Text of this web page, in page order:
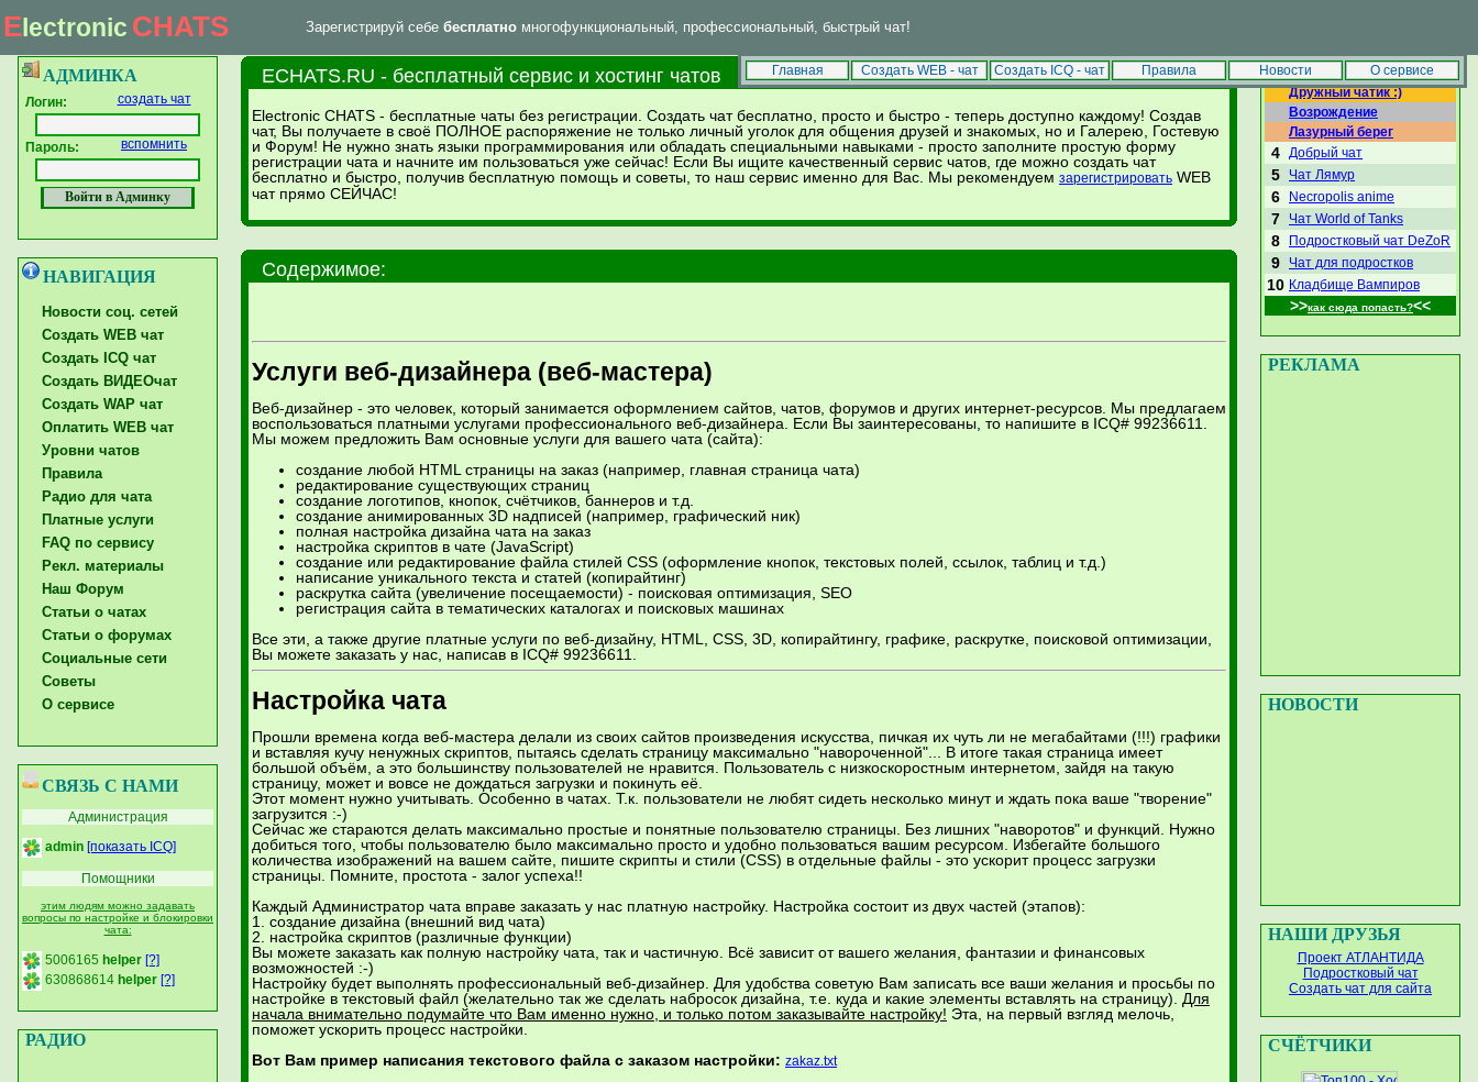
Electronic CHATS Зарегистрируй себе бесплатно многофункциональный, профессиональный, быстрый чат!
Главная Создать WEB - чат Создать ICQ - чат Правила Новости О сервисе
Главная страница|Форум тех. поддержки Впервые у нас? Тогда читайFAQиПравила!
АДМИНКА
Логин: создать чат
Пароль: вспомнить
НАВИГАЦИЯ
Новости соц. сетей
Создать WEB чат
Создать ICQ чат
Создать ВИДЕОчат
Создать WAP чат
Оплатить WEB чат
Уровни чатов
Правила
Радио для чата
Платные услуги
FAQ по сервису
Рекл. материалы
Наш Форум
Статьи о чатах
Статьи о форумах
Социальные сети
Советы
О сервисе
СВЯЗЬ С НАМИ
Администрация
admin [показать ICQ]
Помощники
этим людям можно задавать
вопросы по настройке и блокировки
чата:
5006165 helper [?]
630868614 helper [?]
РАДИО
ECHATS.RU - бесплатный сервис и хостинг чатов
Electronic CHATS - бесплатные чаты без регистрации. Создать чат бесплатно, просто и быстро - теперь доступно каждому! Создав
чат, Вы получаете в своё ПОЛНОЕ распоряжение не только личный уголок для общения друзей и знакомых, но и Галерею, Гостевую
и Форум! Не нужно знать языки программирования или обладать специальными навыками - просто заполните простую форму
регистрации чата и начните им пользоваться уже сейчас! Если Вы ищите качественный сервис чатов, где можно создать чат
бесплатно и быстро, получив бесплатную помощь и советы, то наш сервис именно для Вас. Мы рекомендуем зарегистрировать WEB
чат прямо СЕЙЧАС!
Содержимое:
Услуги веб-дизайнера (веб-мастера)
Веб-дизайнер - это человек, который занимается оформлением сайтов, чатов, форумов и других интернет-ресурсов. Мы предлагаем
воспользоваться платными услугами профессионального веб-дизайнера. Если Вы заинтересованы, то напишите в ICQ# 99236611.
Мы можем предложить Вам основные услуги для вашего чата (сайта):
создание любой HTML страницы на заказ (например, главная страница чата)
редактирование существующих страниц
создание логотипов, кнопок, счётчиков, баннеров и т.д.
создание анимированных 3D надписей (например, графический ник)
полная настройка дизайна чата на заказ
настройка скриптов в чате (JavaScript)
создание или редактирование файла стилей CSS (оформление кнопок, текстовых полей, ссылок, таблиц и т.д.)
написание уникального текста и статей (копирайтинг)
раскрутка сайта (увеличение посещаемости) - поисковая оптимизация, SEO
регистрация сайта в тематических каталогах и поисковых машинах
Все эти, а также другие платные услуги по веб-дизайну, HTML, CSS, 3D, копирайтингу, графике, раскрутке, поисковой оптимизации,
Вы можете заказать у нас, написав в ICQ# 99236611.
Настройка чата
Прошли времена когда веб-мастера делали из своих сайтов произведения искусства, пичкая их чуть ли не мегабайтами (!!!) графики
и вставляя кучу ненужных скриптов, пытаясь сделать страницу максимально "навороченной"... В итоге такая страница имеет
большой объём, а это большинству пользователей не нравится. Пользователь с низкоскоростным интернетом, зайдя на такую
страницу, может и вовсе не дождаться загрузки и покинуть её.
Этот момент нужно учитывать. Особенно в чатах. Т.к. пользователи не любят сидеть несколько минут и ждать пока ваше "творение"
загрузится :-)
Сейчас же стараются делать максимально простые и понятные пользователю страницы. Без лишних "наворотов" и функций. Нужно
добиться того, чтобы пользователю было максимально просто и удобно пользоваться вашим ресурсом. Избегайте большого
количества изображений на вашем сайте, пишите скрипты и стили (CSS) в отдельные файлы - это ускорит процесс загрузки
страницы. Помните, простота - залог успеха!!
Каждый Администратор чата вправе заказать у нас платную настройку. Настройка состоит из двух частей (этапов):
1. создание дизайна (внешний вид чата)
2. настройка скриптов (различные функции)
Вы можете заказать как полную настройку чата, так и частичную. Всё зависит от вашего желания, фантазии и финансовых
возможностей :-)
Настройку будет выполнять профессиональный веб-дизайнер. Для удобства советую Вам записать все ваши желания и просьбы по
настройке в текстовый файл (желательно так же сделать набросок дизайна, т.е. куда и какие элементы вставлять на страницу). Для
начала внимательно подумайте что Вам именно нужно, и только потом заказывайте настройку! Эта, на первый взгляд мелочь,
поможет ускорить процесс настройки.
Вот Вам пример написания текстового файла с заказом настройки: zakaz.txt
ЛУЧШИЕ ЧАТЫ
Дружный чатик :)
Возрождение
Лазурный берег
4 Добрый чат
5 Чат Лямур
6 Necropolis anime
7 Чат World of Tanks
8 Подростковый чат DeZoR
9 Чат для подростков
10 Кладбище Вампиров
>>как сюда попасть?<<
РЕКЛАМА
НОВОСТИ
НАШИ ДРУЗЬЯ
Проект АТЛАНТИДА
Подростковый чат
Создать чат для сайта
СЧЁТЧИКИ